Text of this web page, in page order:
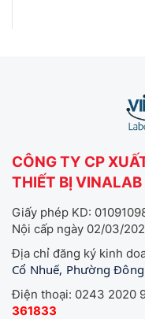
CÔNG TY CP
THIẾT BỊ VINALAB
Giấy phép KD:
Nội cấp ngày 02/03/
Địa chỉ đăng ký kinh
Cổ Nhuế, Phường
Điện thoại: 0243 2020
361833